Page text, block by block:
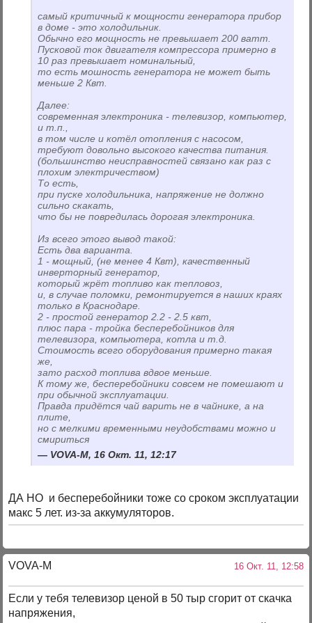
самый критичный к мощности генератора прибор
в доме - это холодильник.
Обычно его мощность не превышает 200 ватт.
Пусковой ток двигателя компрессора примерно в
10 раз превышает номинальный,
то есть мошность генератора не может быть
меньше 2 Квт.
Далее:
современная электроника - телевизор, компьютер,
и т.п.,
в том числе и котёл отопления с насосом,
требуют довольно высокого качества питания.
(большинство неисправностей связано как раз с
плохим электричеством)
То есть,
при пуске холодильника, напряжение не должно
сильно скакать,
что бы не повредилась дорогая электроника.
Из всего этого вывод такой:
Есть два варианта.
1 - мощный, (не менее 4 Квт), качественный
инверторный генератор,
который жрёт топливо как тепловоз,
и, в случае поломки, ремонтируется в наших краях
только в Краснодаре.
2 - простой генератор 2.2 - 2.5 квт,
плюс пара - тройка бесперебойников для
телевизора, компьютера, котла и т.д.
Стоимость всего оборудования примерно такая
же,
зато расход топлива вдвое меньше.
К тому же, бесперебойники совсем не помешают и
при обычной эксплуатации.
Правда придётся чай варить не в чайнике, а на
плите,
но с мелкими временными неудобствами можно и
смириться
VOVA-M, 16 Окт. 11, 12:17
ДА НО и бесперебойники тоже со сроком эксплуатации
макс 5 лет. из-за аккумуляторов.
VOVA-M 16 Окт. 11, 12:58
Если у тебя телевизор ценой в 50 тыр сгорит от скачка
напряжения,